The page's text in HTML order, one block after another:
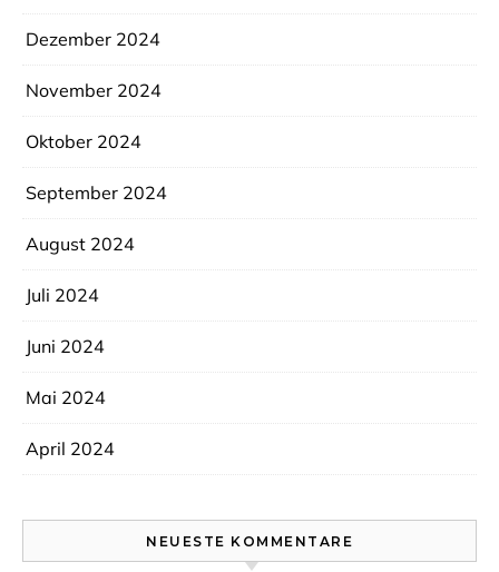
Dezember 2024
November 2024
Oktober 2024
September 2024
August 2024
Juli 2024
Juni 2024
Mai 2024
April 2024
NEUESTE KOMMENTARE